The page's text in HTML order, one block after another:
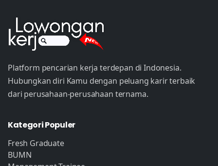
Platform pencarian kerja terdepan di Indonesia.
Hubungkan diri Kamu dengan peluang karir terbaik
dari perusahaan-perusahaan ternama.
Kategori Populer
Fresh Graduate
BUMN